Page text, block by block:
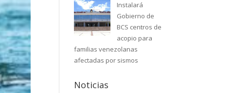
Instalará
Gobierno de
BCS centros de
acopio para
familias venezolanas
afectadas por sismos
Noticias